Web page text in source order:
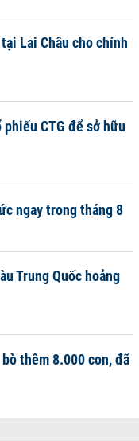
Lai Châu cho chính
CTG để sở hữu
ngay trong tháng 8
Trung Quốc hoảng
thêm 8.000 con, đã